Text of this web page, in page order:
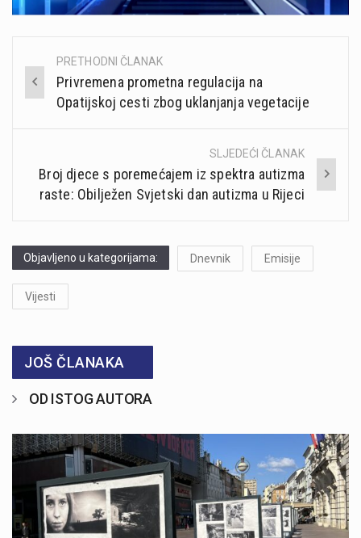
Post
navigation
PRETHODNI ČLANAK
Privremena prometna regulacija na
Opatijskoj cesti zbog uklanjanja vegetacije
SLJEDEĆI ČLANAK
Broj djece s poremećajem iz spektra autizma
raste: Obilježen Svjetski dan autizma u Rijeci
Objavljeno u kategorijama: Dnevnik Emisije
Vijesti
JOŠ ČLANAKA
OD ISTOG AUTORA